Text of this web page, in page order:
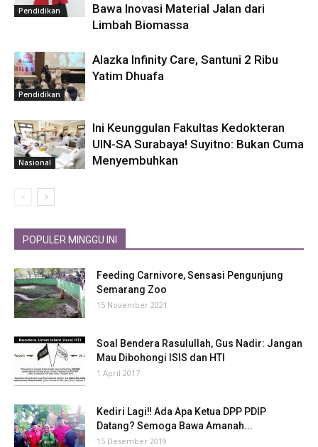
Pendidikan
Bawa Inovasi Material Jalan dari
Limbah Biomassa
Pendidikan
Alazka Infinity Care, Santuni 2 Ribu
Yatim Dhuafa
Nasional
Ini Keunggulan Fakultas Kedokteran
UIN-SA Surabaya! Suyitno: Bukan Cuma
Menyembuhkan
POPULER MINGGU INI
Feeding Carnivore, Sensasi Pengunjung
Semarang Zoo
15 November 2021
Soal Bendera Rasulullah, Gus Nadir: Jangan
Mau Dibohongi ISIS dan HTI
1 April 2017
Kediri Lagi‼ Ada Apa Ketua DPP PDIP
Datang? Semoga Bawa Amanah...
15 Desember 2019